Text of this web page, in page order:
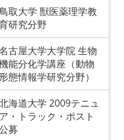
取大学 獣医薬理学教
研究分野
古屋大学大学院 生物
能分化学講座（動物
態情報学研究分野）
海道大学 2009テニュ
ア・トラック・ポスト
募